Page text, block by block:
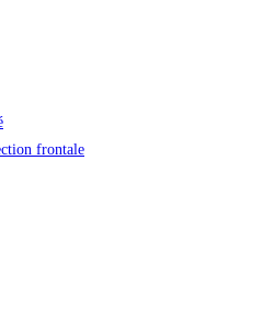
frontale